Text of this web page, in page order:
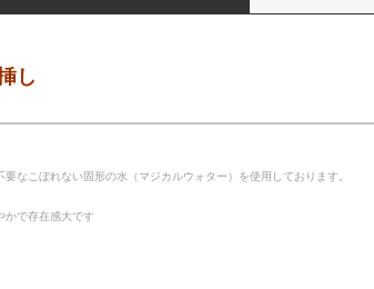
し
なこぼれない固形の水（マジカルウォター）を使用しております。
かで存在感大です